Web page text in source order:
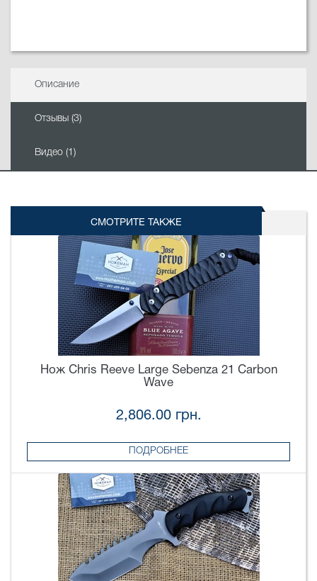
Описание
Отзывы (3)
Видео (1)
СМОТРИТЕ ТАКЖЕ
Нож Chris Reeve Large Sebenza 21 Carbon
Wave
2,806.00 грн.
ПОДРОБНЕЕ